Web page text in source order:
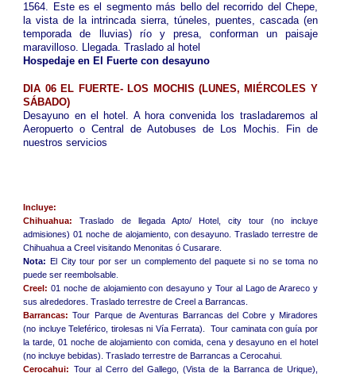
1564. Este es el segmento más bello del recorrido del Chepe,
la vista de la intrincada sierra, túneles, puentes, cascada (en
temporada de lluvias) río y presa, conforman un paisaje
maravilloso. Llegada. Traslado al hotel
Hospedaje en El Fuerte con desayuno
DIA 06 EL FUERTE- LOS MOCHIS (LUNES, MIÉRCOLES Y
SÁBADO)
Desayuno en el hotel. A hora convenida los trasladaremos al
Aeropuerto o Central de Autobuses de Los Mochis. Fin de
nuestros servicios
Incluye:
Chihuahua:
Traslado de llegada Apto/ Hotel, city tour (no incluye
admisiones) 01 noche de alojamiento, con desayuno. Traslado terrestre de
Chihuahua a Creel visitando Menonitas ó Cusarare.
Nota: El City tour por ser un complemento del paquete si no se toma no
puede ser reembolsable
Creel:01 noche de alojamiento con desayuno y Tour al Lago de Arareco y
sus alrededores. Traslado terrestre de Creel a Barrancas.
Barrancas: Tour Parque de Aventuras Barrancas del Cobre y Miradores
(no incluye Teleférico, tirolesas ni Vía Ferrata). Tour caminata con guía por
la tarde, 01 noche de alojamiento con comida, cena y desayuno en el hotel
(no incluye bebidas). Traslado terrestre de Barrancas a Cerocahui.
Cerocahui: Tour al Cerro del Gallego, (Vista de la Barranca de Urique),